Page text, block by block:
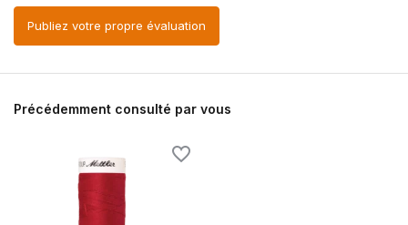
Publiez votre propre évaluation
Précédemment consulté par vous